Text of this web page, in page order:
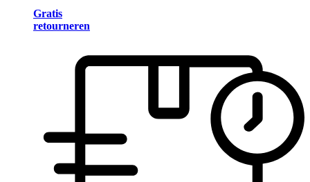
Gratis
retourneren